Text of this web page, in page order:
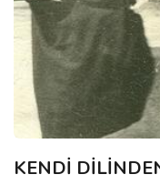
KENDİ